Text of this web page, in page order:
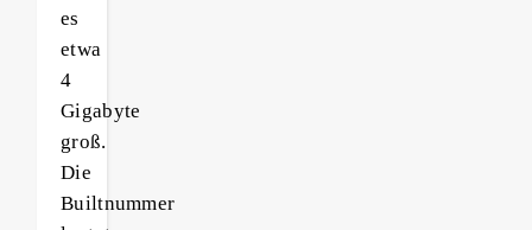
es
etwa
4
Gigabyte
groß.
Die
Builtnummer